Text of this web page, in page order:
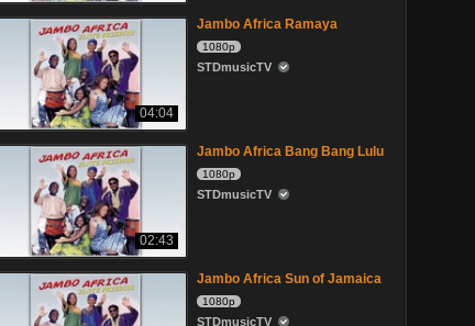
04:04
Jambo Africa Ramaya
1080p
STDmusicTV
02:43
Jambo Africa Bang Bang Lulu
1080p
STDmusicTV
Jambo Africa Sun of Jamaica
1080p
STDmusicTV